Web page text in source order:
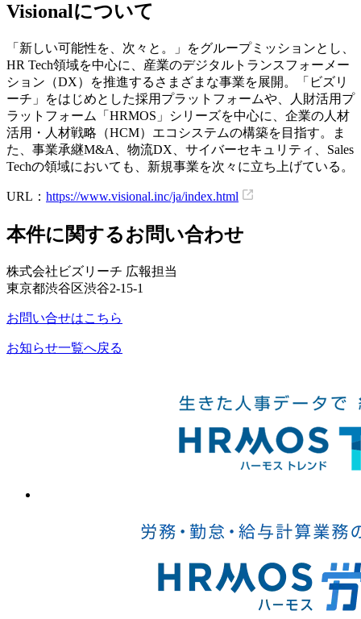
Visionalについて
「新しい可能性を、次々と。」をグループミッションとし、
HR Tech領域を中心に、産業のデジタルトランスフォーメー
ション（DX）を推進するさまざまな事業を展開。「ビズリ
ーチ」をはじめとした採用プラットフォームや、人財活用プ
ラットフォーム「HRMOS」シリーズを中心に、企業の人材
活用・人材戦略（HCM）エコシステムの構築を目指す。ま
た、事業承継M&A、物流DX、サイバーセキュリティ、Sales
Techの領域においても、新規事業を次々に立ち上げている。
URL： https://www.visional.inc/ja/index.html
本件に関するお問い合わせ
株式会社ビズリーチ 広報担当
東京都渋谷区渋谷2-15-1
お問い合せはこちら
お知らせ一覧へ戻る